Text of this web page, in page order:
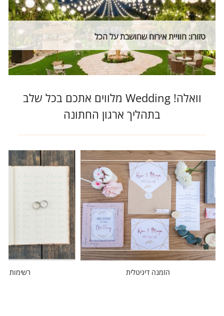
טזורו: חוויית אירוח שחושבת על הכל
וואלה! Wedding מלווים אתכם בכל שלב
בתהליך ארגון החתונה
הזמנה דיגיטלית רשימות